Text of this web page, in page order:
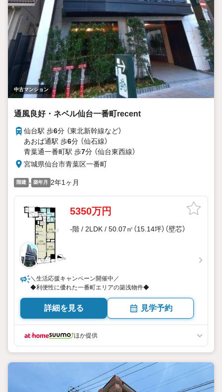
中古マンション
通風良好・ネベル仙台一番町recent
仙台駅 歩6分 （東北新幹線など）
あおば通駅 歩6分 （仙石線）
青葉通一番町駅 歩7分 （仙台東西線）
宮城県仙台市青葉区一番町
階建 - 築年月 2年1ヶ月
5350万円
-階 / 2LDK / 50.07㎡（15.14坪）（壁芯）
＼生活応援キャンペーン開催中／
◆利便性に優れた一番町エリアの築浅物件◆
詳細を見る 見学予約
ほか提供